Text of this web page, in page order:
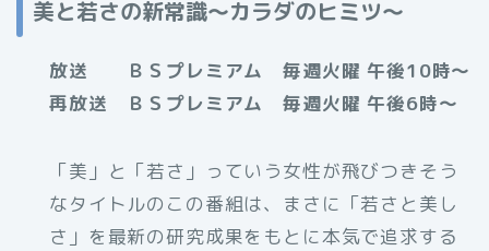
美と若さの新常識～カラダのヒミツ～
放送 ＢＳプレミアム 毎週火曜 午後10時～
再放送 ＢＳプレミアム 毎週火曜 午後6時～
「美」と「若さ」っていう女性が飛びつきそう
なタイトルのこの番組は、まさに「若さと美し
さ」を最新の研究成果をもとに本気で追求する